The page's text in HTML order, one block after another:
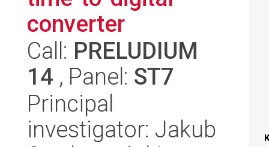
converter
Call: PRELUDIUM
14 , Panel: ST7
Principal
investigator: Jakub